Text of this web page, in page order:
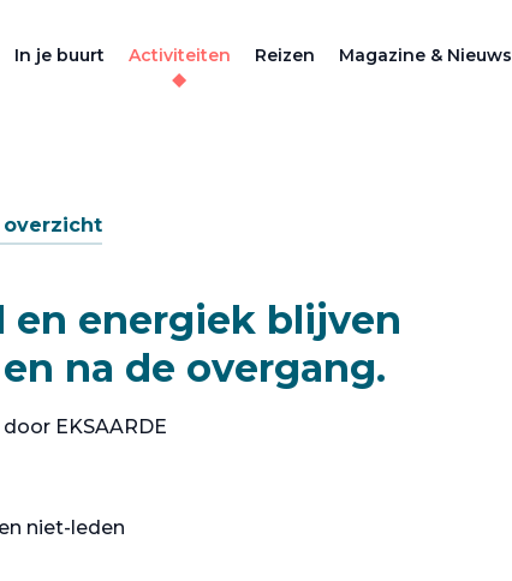
In je buurt Activiteiten Reizen Magazine & Nieuws
overzicht
en energiek blijven
na de overgang.
EKSAARDE
niet-leden